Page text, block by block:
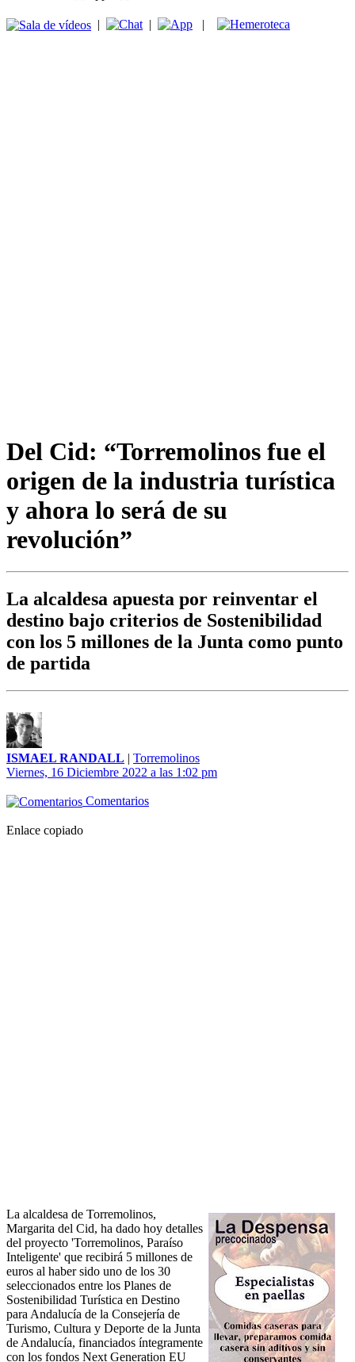
| | |
Del Cid: “Torremolinos fue el
origen de la industria turística
y ahora lo será de su
revolución”
La alcaldesa apuesta por reinventar el
destino bajo criterios de Sostenibilidad
con los 5 millones de la Junta como punto
de partida
ISMAEL RANDALL | Torremolinos
Viernes, 16 Diciembre 2022 a las 1:02 pm
Comentarios
Enlace copiado
La alcaldesa de Torremolinos,
Margarita del Cid, ha dado hoy detalles
del proyecto 'Torremolinos, Paraíso
Inteligente' que recibirá 5 millones de
euros al haber sido uno de los 30
seleccionados entre los Planes de
Sostenibilidad Turística en Destino
para Andalucía de la Consejería de
Turismo, Cultura y Deporte de la Junta
de Andalucía, financiados íntegramente
con los fondos Next Generation EU